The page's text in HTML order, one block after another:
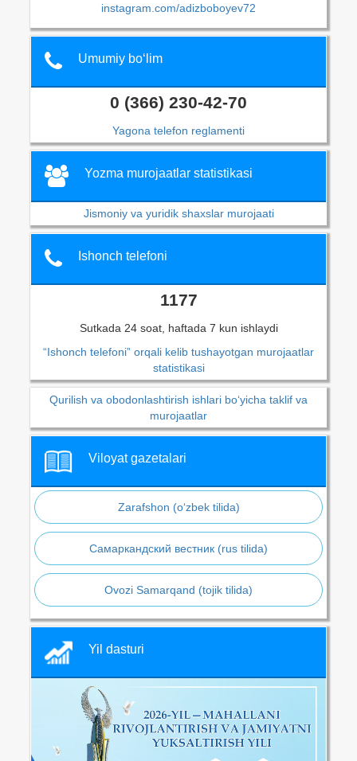
instagram.com/adizboboyev72
Umumiy bo‘lim
0 (366) 230-42-70
Yagona telefon reglamenti
Yozma murojaatlar statistikasi
Jismoniy va yuridik shaxslar murojaati
Ishonch telefoni
1177
Sutkada 24 soat, haftada 7 kun ishlaydi
“Ishonch telefoni” orqali kelib tushayotgan murojaatlar
statistikasi
Qurilish va obodonlashtirish ishlari bo‘yicha taklif va
murojaatlar
Viloyat gazetalari
Zarafshon (o‘zbek tilida)
Самаркандский вестник (rus tilida)
Ovozi Samarqand (tojik tilida)
Yil dasturi